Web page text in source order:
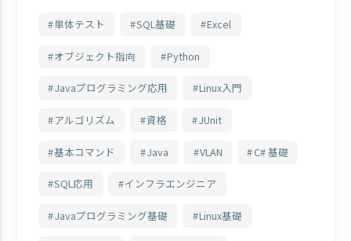
単体テスト SQL基礎 Excel
オブジェクト指向 Python
Javaプログラミング応用 Linux入門
アルゴリズム 資格 JUnit
基本コマンド Java VLAN C# 基礎
SQL応用 インフラエンジニア
Javaプログラミング基礎 Linux基礎